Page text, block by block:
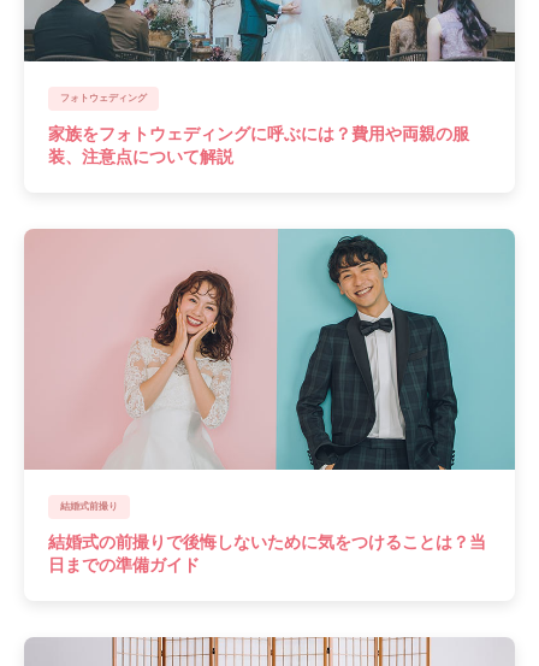
フォトウェディング
家族をフォトウェディングに呼ぶには？費用や両親の服
装、注意点について解説
結婚式前撮り
結婚式の前撮りで後悔しないために気をつけることは？当
日までの準備ガイド